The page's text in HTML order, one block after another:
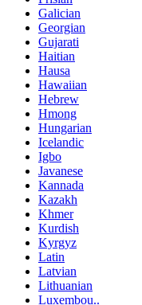
Galician
Georgian
Gujarati
Haitian
Hausa
Hawaiian
Hebrew
Hmong
Hungarian
Icelandic
Igbo
Javanese
Kannada
Kazakh
Khmer
Kurdish
Kyrgyz
Latin
Latvian
Lithuanian
Luxembou..